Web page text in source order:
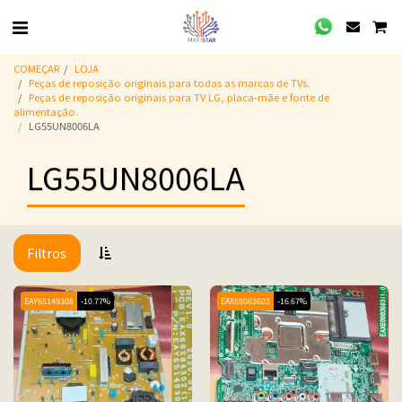
COMEÇAR
LOJA
Peças de reposição originais para todas as marcas de TVs.
Peças de reposição originais para TV LG, placa-mãe e fonte de
alimentação.
LG55UN8006LA
LG55UN8006LA
Filtros
EAY65149308 -10.77% EAX69083603 -16.67%